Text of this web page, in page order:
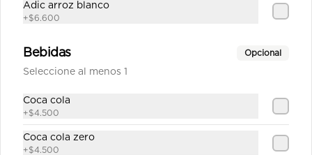
Adic arroz blanco
+$6.600
Bebidas Opcional
Seleccione al menos 1
Coca cola
+$4.500
Coca cola zero
+$4.500